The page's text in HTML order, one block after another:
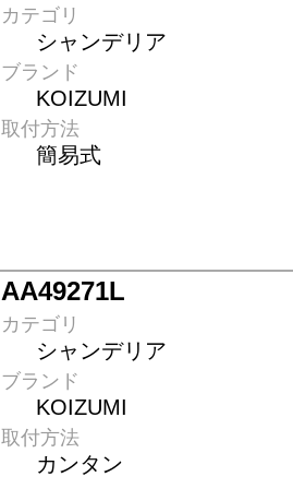
カテゴリ
シャンデリア
ブランド
KOIZUMI
取付方法
簡易式
AA49271L
カテゴリ
シャンデリア
ブランド
KOIZUMI
取付方法
カンタン